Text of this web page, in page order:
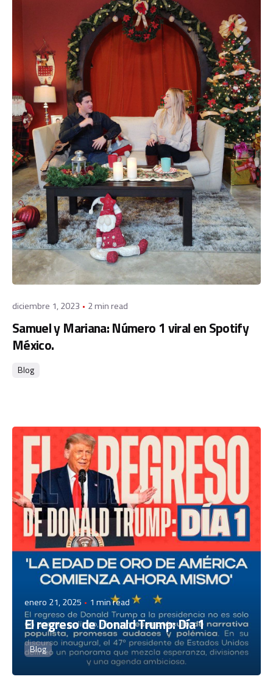
Posted by
Staff
diciembre 1, 2023 2 min read
Samuel y Mariana: Número 1 viral en Spotify
México.
Blog
Posted by
admin
enero 21, 2025 1 min read
El regreso de Donald Trump: Día 1
Blog